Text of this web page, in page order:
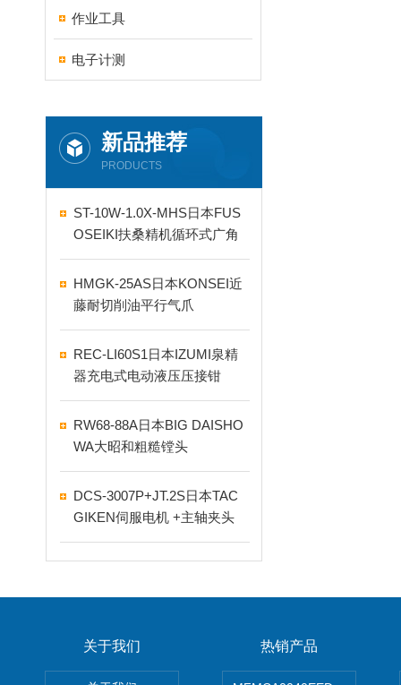
作业工具
电子计测
新品推荐
PRODUCTS
ST-10W-1.0X-MHS日本FUS
OSEIKI扶桑精机循环式广角
自动喷嘴
HMGK-25AS日本KONSEI近
藤耐切削油平行气爪
REC-LI60S1日本IZUMI泉精
器充电式电动液压压接钳
RW68-88A日本BIG DAISHO
WA大昭和粗糙镗头
DCS-3007P+JT.2S日本TAC
GIKEN伺服电机 +主轴夹头
关于我们 热销产品